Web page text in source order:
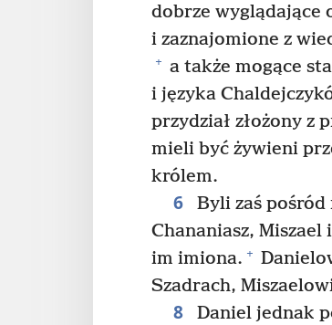
dobrze wyglądające
i zaznajomione z
+ a także mogące
i języka
przydział złożony z
mieli być żywieni
królem.
6 Byli zaś
Chananiasz, Miszael
im imiona. +
Szadrach,
8 Daniel jednak